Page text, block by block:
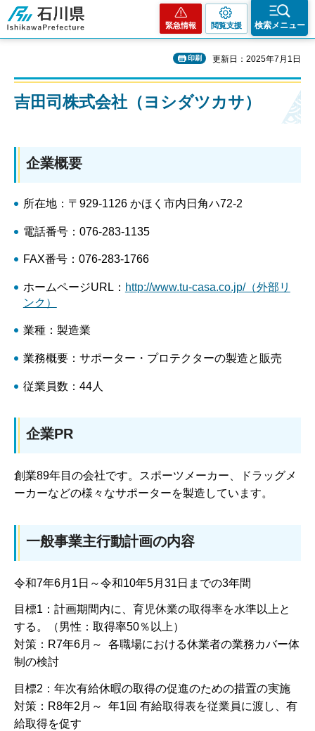
石川県
緊急情報 閲覧支援 検索メニュー
印刷 更新日：2025年7月1日
吉田司株式会社（ヨシダツカサ）
企業概要
所在地：〒929-1126 かほく市内日角ハ72-2
電話番号：076-283-1135
FAX番号：076-283-1766
ホームページURL： http://www.tu-casa.co.jp/（外部リ
ンク）
業種：製造業
業務概要：サポーター・プロテクターの製造と販売
従業員数：44人
企業PR
創業89年目の会社です。スポーツメーカー、ドラッグメ
ーカーなどの様々なサポーターを製造しています。
一般事業主行動計画の内容
令和7年6月1日～令和10年5月31日までの3年間
目標1：計画期間内に、育児休業の取得率を水準以上と
する。（男性：取得率50％以上）
対策：R7年6月～ 各職場における休業者の業務カバー体
制の検討
目標2：年次有給休暇の取得の促進のための措置の実施
対策：R8年2月～ 年1回 有給取得表を従業員に渡し、有
給取得を促す